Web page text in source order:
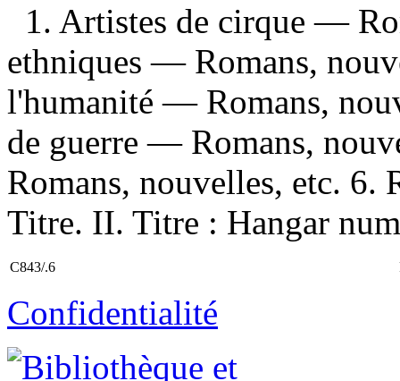
1. Artistes de cirque —
ethniques — Romans,
l'humanité — Romans,
de guerre — Romans,
Romans, nouvelles, etc.
Titre. II. Titre : Hangar
C843/.6
Confidentialité